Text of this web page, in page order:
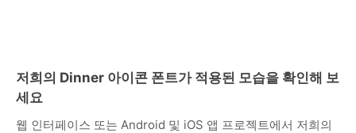
저희의 Dinner 아이콘 폰트가 적용된 모습을 확인해 보
세요
웹 인터페이스 또는 Android 및 iOS 앱 프로젝트에서 저희의